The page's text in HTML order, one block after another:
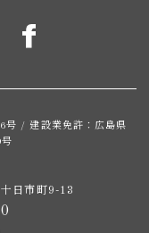
号 / 建設業免許：広島県
日市町9-13